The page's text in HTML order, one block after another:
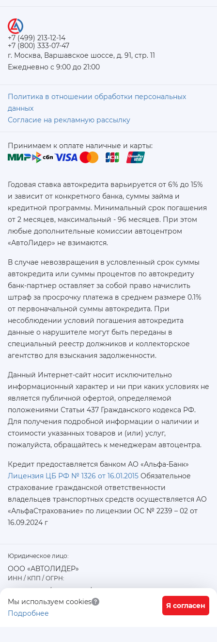
Мы используем cookies
Подробнее
Я согласен
+7 (499) 213-12-14
+7 (800) 333-07-47
г. Москва, Варшавское шоссе, д. 91, стр. 11
Ежедневно с 9:00 до 21:00
Политика в отношении обработки персональных
данных
Согласие на рекламную рассылку
Принимаем к оплате наличные и карты:
Годовая ставка автокредита варьируется от 6% до 15%
и зависит от конкретного банка, суммы займа и
кредитной программы. Минимальный срок погашения
от 2 месяцев, максимальный - 96 месяцев. При этом
любые дополнительные комиссии автоцентром
«АвтоЛидер» не взимаются.
В случае невозвращения в условленный срок суммы
автокредита или суммы процентов по автокредиту
банк-партнер оставляет за собой право начислить
штраф за просрочку платежа в среднем размере 0.1%
от первоначальной суммы автокредита. При
несоблюдении условий погашения автокредита
данные о нарушителе могут быть переданы в
специальный реестр должников и коллекторское
агентство для взыскания задолженности.
Данный Интернет-сайт носит исключительно
информационный характер и ни при каких условиях не
является публичной офертой, определяемой
положениями Статьи 437 Гражданского кодекса РФ.
Для получения подробной информации о наличии и
стоимости указанных товаров и (или) услуг,
пожалуйста, обращайтесь к менеджерам автоцентра.
Кредит предоставляется банком АО «Альфа-Банк»
Лицензия ЦБ РФ № 1326 от 16.01.2015 Обязательное
страхование гражданской ответственности
владельцев транспортных средств осуществляется AO
«АльфаСтрахование» по лицензии ОС № 2239 – 02 от
16.09.2024 г
Юридическое лицо:
ООО «АВТОЛИДЕР»
ИНН / КПП / ОГРН:
7726402915 / 772601001 / 1177746487918
Физический / юридический адрес:
117556, город Москва, Варшавское ш., д. 91 стр. 11